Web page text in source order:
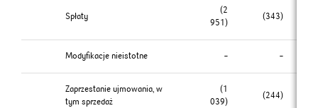
Spłaty
(2
951)
(343)
Modyfikacje nieistotne – –
Zaprzestanie ujmowania, w
tym sprzedaż
(1
039)
(244)